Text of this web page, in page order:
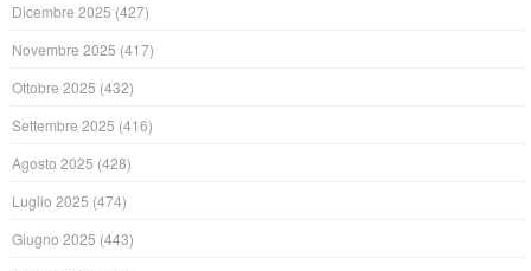
Dicembre 2025 (427)
Novembre 2025 (417)
Ottobre 2025 (432)
Settembre 2025 (416)
Agosto 2025 (428)
Luglio 2025 (474)
Giugno 2025 (443)